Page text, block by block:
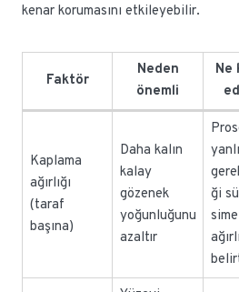
kenar korumasını etkileyebilir.
Faktör
Neden
önemli
Ne
Kaplama
ağırlığı
(taraf
başına)
Daha kalın
kalay
gözenek
yoğunluğunu
azaltır
ği